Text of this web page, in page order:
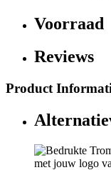
Voorraad
Reviews
Product